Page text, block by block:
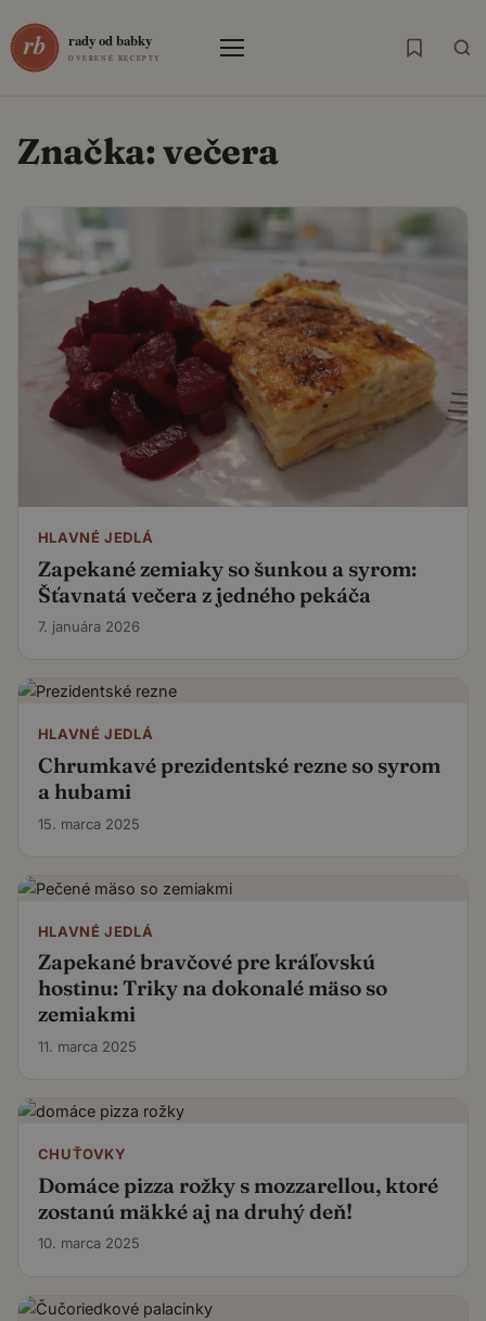
Menu
Značka:večera
HLAVNÉ JEDLÁ
Zapekané zemiaky so šunkou a syrom:
Šťavnatá večera z jedného pekáča
7. januára 2026
HLAVNÉ JEDLÁ
Chrumkavé prezidentské rezne so syrom
a hubami
15. marca 2025
HLAVNÉ JEDLÁ
Zapekané bravčové pre kráľovskú
hostinu: Triky na dokonalé mäso so
zemiakmi
11. marca 2025
CHUŤOVKY
Domáce pizza rožky s mozzarellou, ktoré
zostanú mäkké aj na druhý deň!
10. marca 2025